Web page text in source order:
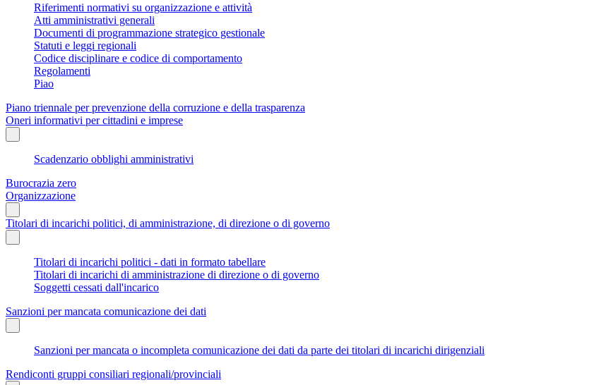
Riferimenti normativi su organizzazione e attività
Atti amministrativi generali
Documenti di programmazione strategico gestionale
Statuti e leggi regionali
Codice disciplinare e codice di comportamento
Regolamenti
Piao
Piano triennale per prevenzione della corruzione e della trasparenza
Oneri informativi per cittadini e imprese
Scadenzario obblighi amministrativi
Burocrazia zero
Organizzazione
Titolari di incarichi politici, di amministrazione, di direzione o di governo
Titolari di incarichi politici - dati in formato tabellare
Titolari di incarichi di amministrazione di direzione o di governo
Soggetti cessati dall'incarico
Sanzioni per mancata comunicazione dei dati
Sanzioni per mancata o incompleta comunicazione dei dati da parte dei titolari di incarichi dirigenziali
Rendiconti gruppi consiliari regionali/provinciali